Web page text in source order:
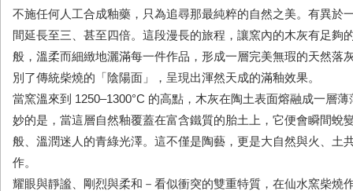
不施任何人工合成釉藥，只為追尋那最純粹的自然之美。有異於
間延長至三、甚至四倍。這段漫長的旅程，讓窯內的木灰有足夠
般，溫柔而細緻地灑滿每一件作品，形成一層完美無瑕的天然落
別了傳統柴燒的「陰陽面」，呈現出渾然天成的滿釉效果。
當窯溫來到 1250–1300°C 的高點，木灰在陶土表面熔融成一層
妙的是，當這層自然釉覆蓋在富含鐵質的胎土上，它便會瞬間蛻
般、溫潤迷人的青綠光澤。這不僅是陶藝，更是大自然與火、土
作。
耀眼與靜謐、剛烈與柔和－看似衝突的雙重特質，在仙水窯柴燒